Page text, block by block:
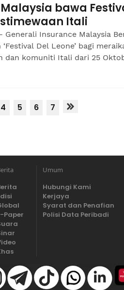
bawa
Itali
Generali Insurance Malaysia
Del Leone’ bagi
dan komuniti Itali dari 25
4 5 6 7
Paper
Umum
Hubungi Kami
Kerjaya
Syarat dan Penafian
Polisi Data Peribadi